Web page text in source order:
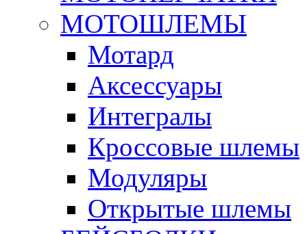
МОТОШЛЕМЫ
Мотард
Аксессуары
Интегралы
Кроссовые шлемы
Модуляры
Открытые шлемы